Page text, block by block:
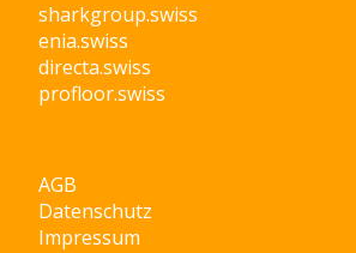
sharkgroup.swiss
enia.swiss
directa.swiss
profloor.swiss
AGB
Datenschutz
Impressum